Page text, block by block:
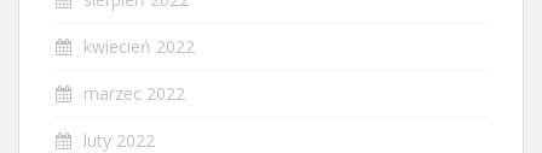
kwiecień 2022
marzec 2022
luty 2022